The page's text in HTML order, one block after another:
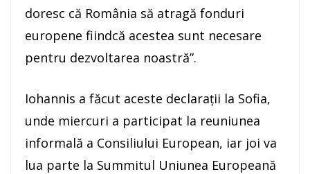
doresc că România să atragă fonduri
europene fiindcă acestea sunt necesare
pentru dezvoltarea noastră”.
Iohannis a făcut aceste declaraţii la Sofia,
unde miercuri a participat la reuniunea
informală a Consiliului European, iar joi va
lua parte la Summitul Uniunea Europeană